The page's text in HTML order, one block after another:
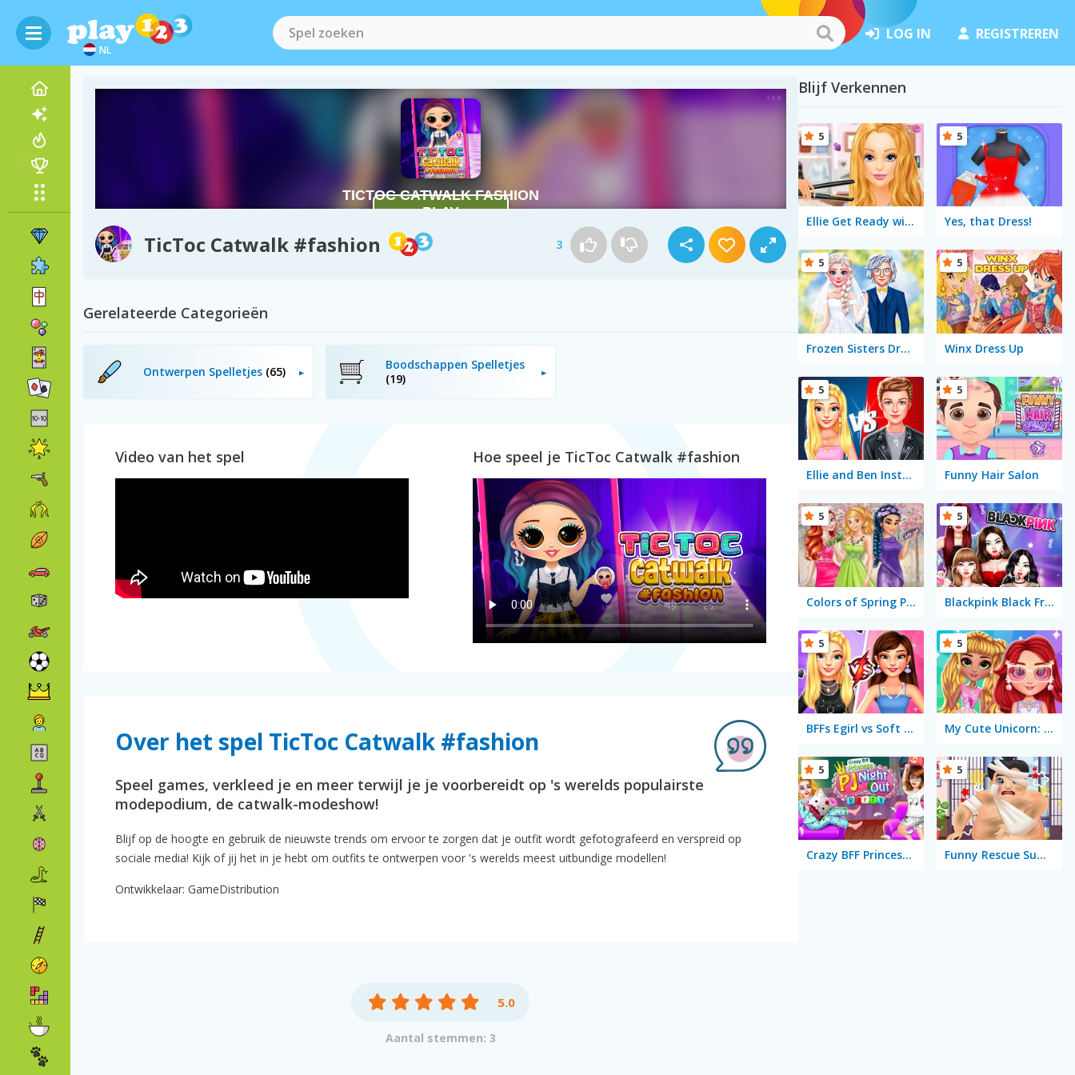
NL
LOG IN REGISTREREN
TicToc Catwalk #fashion 3
Gerelateerde Categorieën
Ontwerpen Spelletjes (65)
Boodschappen Spelletjes
(19)
Video van het spel Hoe speel je TicToc Catwalk #fashion
Over het spel TicToc Catwalk #fashion
Speel games, verkleed je en meer terwijl je je voorbereidt op 's werelds populairste
modepodium, de catwalk-modeshow!
Blijf op de hoogte en gebruik de nieuwste trends om ervoor te zorgen dat je outfit wordt gefotografeerd en verspreid op
sociale media! Kijk of jij het in je hebt om outfits te ontwerpen voor 's werelds meest uitbundige modellen!
Ontwikkelaar: GameDistribution
5.0
Aantal stemmen: 3
Blijf Verkennen
Ellie Get Ready with Me
5
Yes, that Dress!
5
Frozen Sisters Dream Wedding
5
Winx Dress Up
5
Ellie and Ben Insta Fashion
5
Funny Hair Salon
5
Colors of Spring Princess Gowns
5
Blackpink Black Friday Fever
5
BFFs Egirl vs Soft Girl
5
My Cute Unicorn: Fashion Dress Up
5
Crazy BFF Princess PJ Night Out Party
5
Funny Rescue Sumo
5